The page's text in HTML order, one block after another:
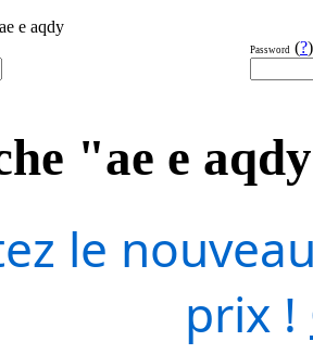
e aqdy
Password (?)
"ae e
le
prix !